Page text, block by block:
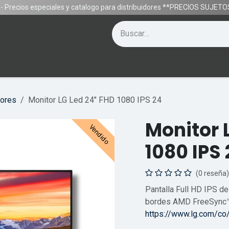
- Precios especiales y catalogo para distribuidores **PRECIOS
Monitor LG Led 24" FHD 1080 IPS 24
Vendido
Monitor
1080 IPS
(0 reseña)
Pantalla Full HD IPS
bordes AMD
https://www.lg.com/